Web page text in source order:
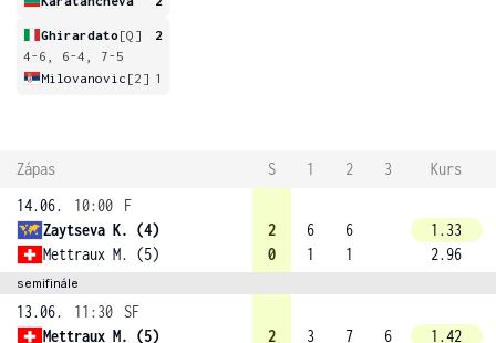
Ghirardato [Q]
2
4-6, 6-4, 7-5
Milovanovic [2] 1
Zápas S 1 2 3
Kurs
14.06.
10:00
F
Zaytseva K. (4)
Mettraux M. (5)
2
0
6
1
6
1
1.33
2.96
semifinále
13.06. 11:30
SF
Mettraux M. (5)
2
3
7
6
1.42